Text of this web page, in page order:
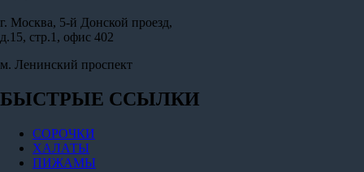
г. Москва, 5-й Донской проезд,
д.15, стр.1, офис 402
м. Ленинский проспект
БЫСТРЫЕ ССЫЛКИ
СОРОЧКИ
ХАЛАТЫ
ПИЖАМЫ